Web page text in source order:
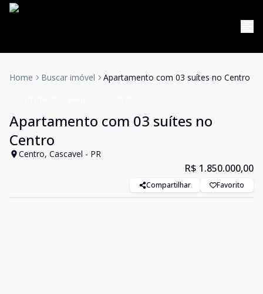
Home Buscar imóvel Apartamento com 03 suítes no Centro
Apartamento com 03 suítes no
Centro
Centro, Cascavel - PR
R$ 1.850.000,00
Compartilhar Favorito